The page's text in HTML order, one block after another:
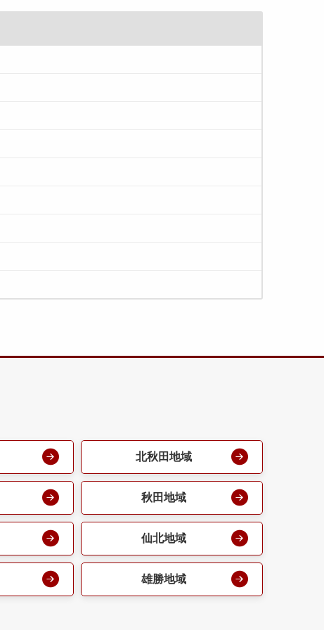
北秋田地域
秋田地域
仙北地域
雄勝地域